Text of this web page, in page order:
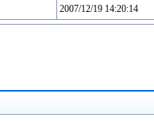
2007/12/19 14:20:14